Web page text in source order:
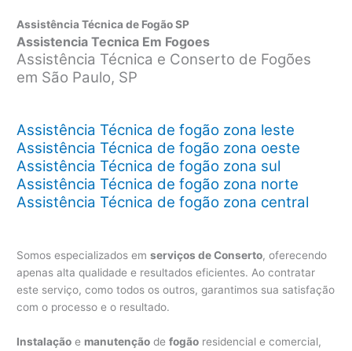
Assistência Técnica de Fogão SP
Assistencia Tecnica Em Fogoes
Assistência Técnica e Conserto de Fogões
em São Paulo, SP
Assistência Técnica de fogão zona leste
Assistência Técnica de fogão zona oeste
Assistência Técnica de fogão zona sul
Assistência Técnica de fogão zona norte
Assistência Técnica de fogão zona central
Somos especializados emserviços de Conserto, oferecendo
apenas alta qualidade e resultados eficientes. Ao contratar
este serviço, como todos os outros, garantimos sua satisfação
com o processo e o resultado.
Instalação e manutenção defogão residencial e comercial,